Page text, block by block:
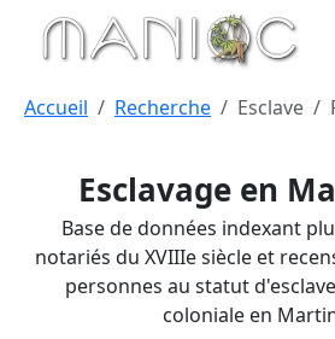
Aller au contenu principal
Esclavage en
Base de données indexant
notariés du XVIIIe siècle et
personnes au statut
coloniale en
Accueil Recherche Esclave